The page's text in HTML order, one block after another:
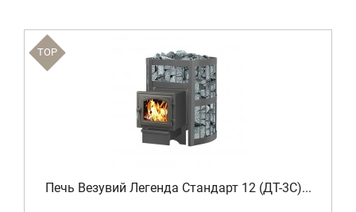
TOP
Печь Везувий Легенда Стандарт 12 (ДT-3С)...